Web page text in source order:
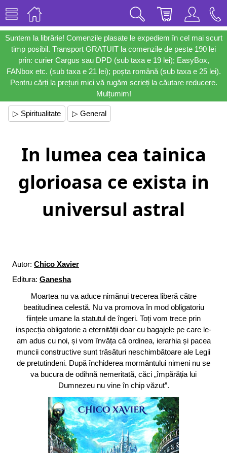
Suntem la librărie! Comenzile plasate le expediem în cel mai scurt
timp posibil. Transport GRATUIT la comenzile de peste 190 lei
prin: curier Cargus sau DPD (sub taxa e 19 lei); EasyBox,
FANbox etc. (sub taxa e 21 lei); poșta română (sub taxa e 25 lei).
Pentru cărți la prețuri mici vă rugăm scrieți la căutare reducere.
Mulțumim!
▷ Spiritualitate ▷ General
In lumea cea tainica
glorioasa ce exista in
universul astral
Autor: Chico Xavier
Editura: Ganesha
Moartea nu va aduce nimănui trecerea liberă către
beatitudinea celestă. Nu va promova în mod obligatoriu
ființele umane la statutul de îngeri. Toți vom trece prin
inspecția obligatorie a eternității doar cu bagajele pe care le-
am adus cu noi, și vom învăța că ordinea, ierarhia și pacea
muncii constructive sunt trăsături neschimbătoare ale Legii
de pretutindeni. După închiderea mormântului nimeni nu se
va bucura de odihnă nemeritată, căci „împărăția lui
Dumnezeu nu vine în chip văzut”.